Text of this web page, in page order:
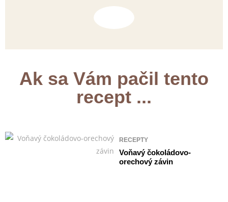
Ak sa Vám pačil tento
recept ...
RECEPTY
Voňavý čokoládovo-
orechový závin